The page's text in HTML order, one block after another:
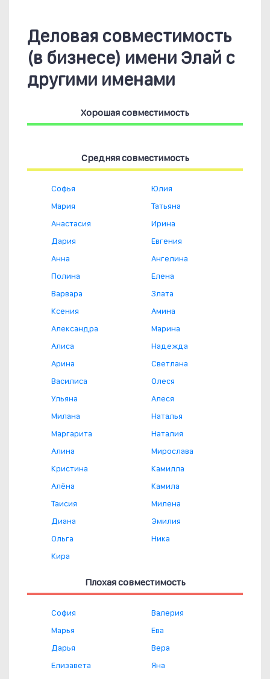
Деловая совместимость
(в бизнесе) имени Элай с
другими именами
Хорошая совместимость
Средняя совместимость
Софья
Мария
Анастасия
Дария
Анна
Полина
Варвара
Ксения
Александра
Алиса
Арина
Василиса
Ульяна
Милана
Маргарита
Алина
Кристина
Алёна
Таисия
Диана
Ольга
Кира
Юлия
Татьяна
Ирина
Евгения
Ангелина
Елена
Злата
Амина
Марина
Надежда
Светлана
Олеся
Алеся
Наталья
Наталия
Мирослава
Камилла
Камила
Милена
Эмилия
Ника
Плохая совместимость
София
Марья
Дарья
Елизавета
Валерия
Ева
Вера
Яна